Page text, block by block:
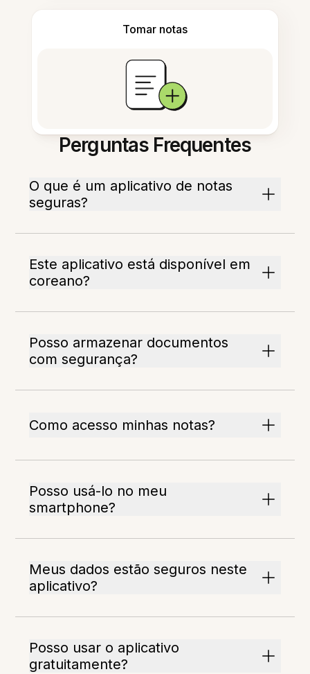
Tomar notas
Perguntas Frequentes
O que é um aplicativo de notas
seguras?
Este aplicativo está disponível em
coreano?
Posso armazenar documentos
com segurança?
Como acesso minhas notas?
Posso usá-lo no meu
smartphone?
Meus dados estão seguros neste
aplicativo?
Posso usar o aplicativo
gratuitamente?